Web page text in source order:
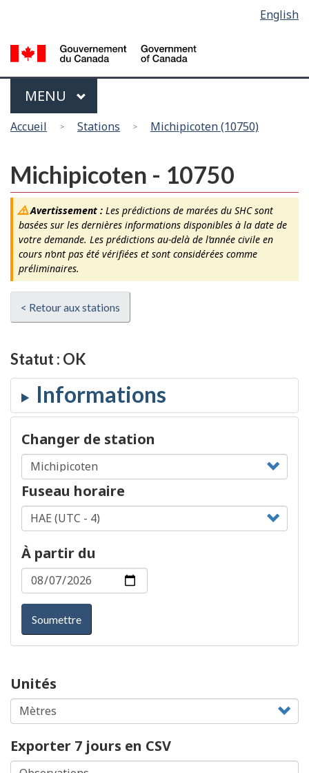
main
content
la
version
HTML
la
langue
English
Menu
MAIN
MENU
Vous
ici
Accueil Stations Michipicoten (10750)
Michipicoten - 10750
Avertissement :Les prédictions de marées du SHC sont
basées sur les dernières informations disponibles à la date de
votre demande. Les prédictions au-delà de l’année civile en
cours n’ont pas été vérifiées et sont considérées comme
préliminaires.
< Retour aux stations
Statut : OK
Changer de station
Fuseau horaire
À partir du
Soumettre
Unités
Exporter 7 jours en CSV